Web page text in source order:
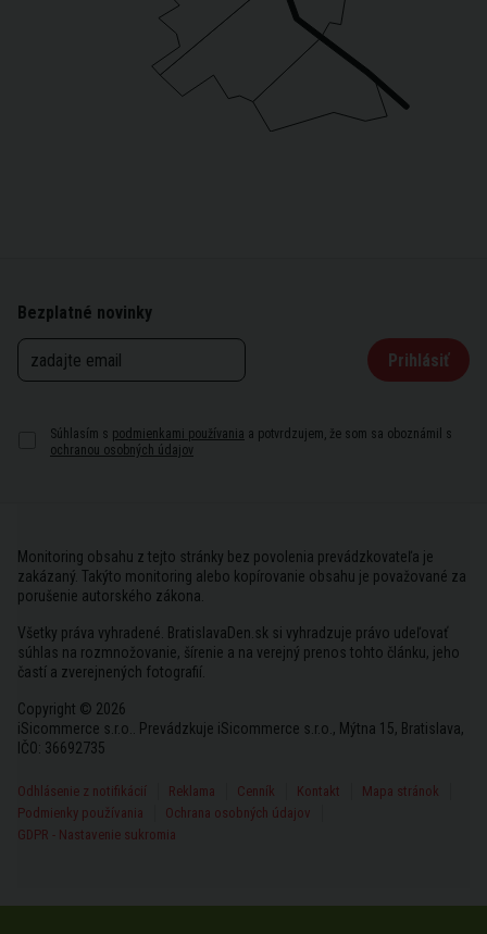
Bezplatné novinky
Prihlásiť
Súhlasím s podmienkami používania a potvrdzujem, že som sa oboznámil s
ochranou osobných údajov
Monitoring obsahu z tejto stránky bez povolenia prevádzkovateľa je
zakázaný. Takýto monitoring alebo kopírovanie obsahu je považované za
porušenie autorského zákona.
Všetky práva vyhradené. BratislavaDen.sk si vyhradzuje právo udeľovať
súhlas na rozmnožovanie, šírenie a na verejný prenos tohto článku, jeho
častí a zverejnených fotografií.
Copyright © 2026
iSicommerce s.r.o.. Prevádzkuje iSicommerce s.r.o., Mýtna 15, Bratislava,
IČO: 36692735
Odhlásenie z notifikácií Reklama Cenník Kontakt
Mapa stránok
Podmienky používania
Ochrana osobných údajov
GDPR - Nastavenie sukromia